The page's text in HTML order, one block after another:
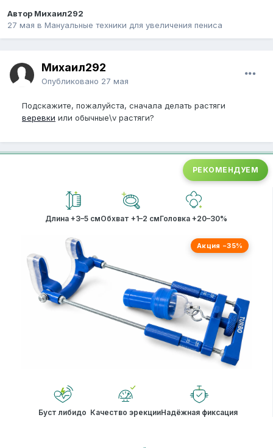
Автор Михаил292
27 мая в Мануальные техники для увеличения пениса
Михаил292
Опубликовано 27 мая
Подскажите, пожалуйста, сначала делать растяги
веревки или обычные\v растяги?
РЕКОМЕНДУЕМ
Длина +3–5 смОбхват +1–2 смГоловка +20–30%
Акция −35%
Буст либидо Качество эрекцииНадёжная фиксация